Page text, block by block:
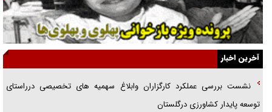
آیا مقاومت فلسطین خلع‌سلاح می‌شود؟
الگوی وحدت‌آفرین در ادراک سیاست خارجی
گفتگوی دکتر اخوان مدیرمسئول روزنامه جوان با برنامه تلویزیونی «نبرد
هرمز»
آخرین اخبار
نشست بررسی عملکرد کارگزاران وابلاغ سهمیه های تخصیصی درراستای
توسعه پایدار کشاورزی درگلستان